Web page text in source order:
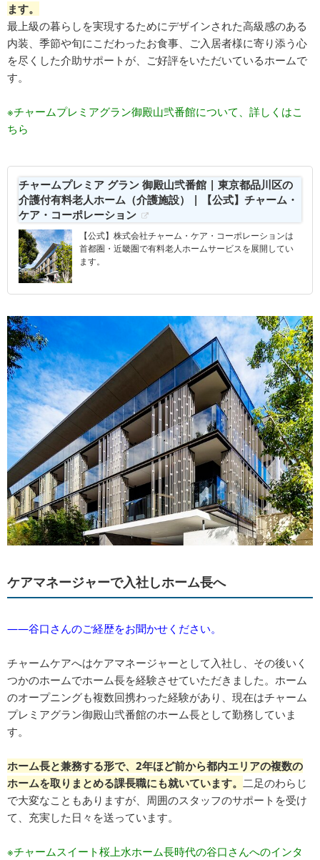
ます。
最上級の暮らしを実現するためにデザインされた高級感のある
内装、季節や旬にこだわったお食事、ご入居者様に寄り添う心
を尽くした介助サポートが、ご好評をいただいているホームで
す。
※チャームプレミアグラン御殿山弐番館について、詳しくはこ
ちら
チャームプレミア グラン 御殿山弐番館 | 東京都品川区の
介護付有料老人ホーム（介護施設） | 【公式】チャーム・
ケア・コーポレーション
【公式】株式会社チャーム・ケア・コーポレーションは
首都圏・近畿圏で有料老人ホームサービスを展開してい
ます。
ケアマネージャーで入社しホーム長へ
――谷口さんのご経歴をお聞かせください。
チャームケアへはケアマネージャーとして入社し、その後いく
つかのホームでホーム長を経験させていただきました。ホーム
のオープニングも複数回携わった経験があり、現在はチャーム
プレミアグラン御殿山弐番館のホーム長として勤務していま
す。
ホーム長と兼務する形で、2年ほど前から都内エリアの複数の
ホームを取りまとめる課長職にも就いています。 二足のわらじ
で大変なこともありますが、周囲のスタッフのサポートを受け
て、充実した日々を送っています。
※チャームスイート桜上水ホーム長時代の谷口さんへのインタ